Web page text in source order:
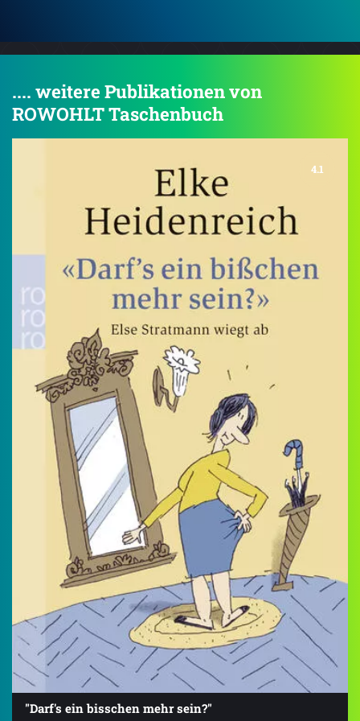
.... weitere Publikationen von
ROWOHLT Taschenbuch
4.1
"Darf's ein bisschen mehr sein?"